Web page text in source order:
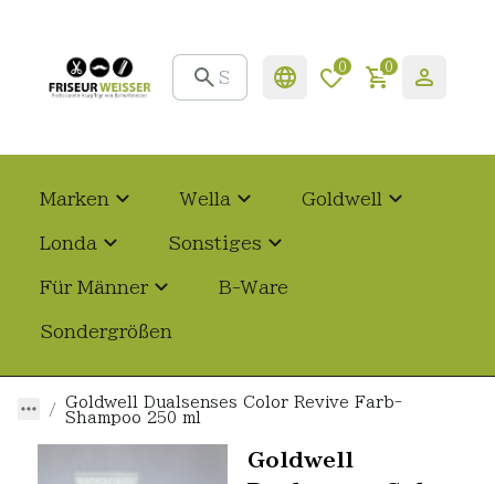
0 0
Marken Wella Goldwell
Londa Sonstiges
Für Männer B-Ware
Sondergrößen
Goldwell Dualsenses Color Revive Farb-
Shampoo 250 ml
Goldwell